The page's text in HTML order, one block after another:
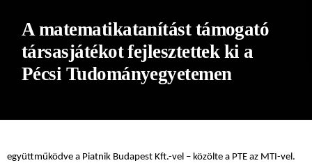
A matematikatanítást támogató
társasjátékot fejlesztettek ki a
Pécsi Tudományegyetemen
együttműködve a Piatnik Budapest Kft.-vel – közölte a PTE az MTI-vel.